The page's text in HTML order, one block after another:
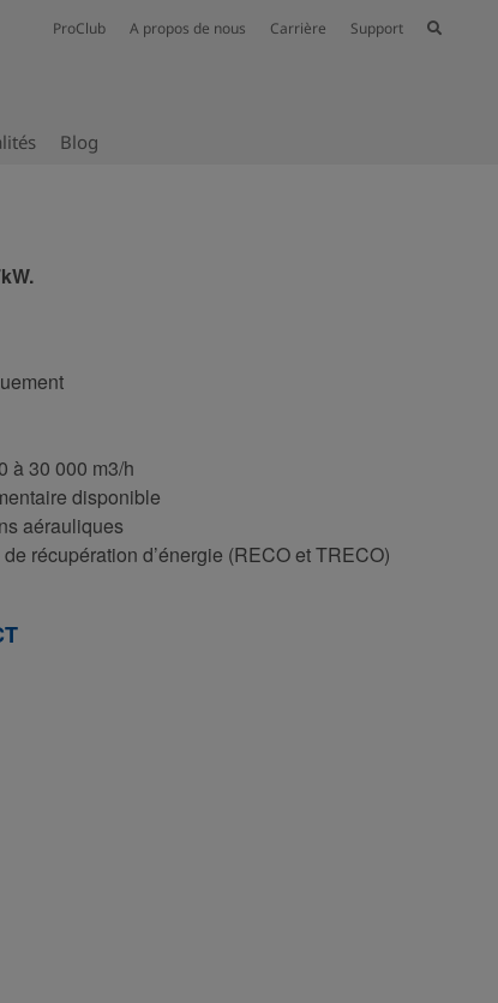
ProClub A propos de nous Carrière Support
Blog
à 30 000 m3/h
disponible
aérauliques
récupération d’énergie (RECO et TRECO)